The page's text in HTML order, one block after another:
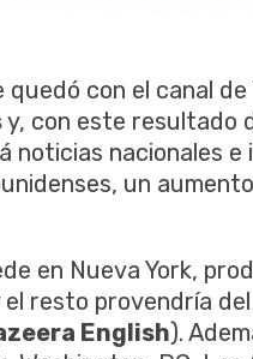
quedó con el canal
y, con este resultado
noticias nacionales e
un
en Nueva York,
resto provendría
English).